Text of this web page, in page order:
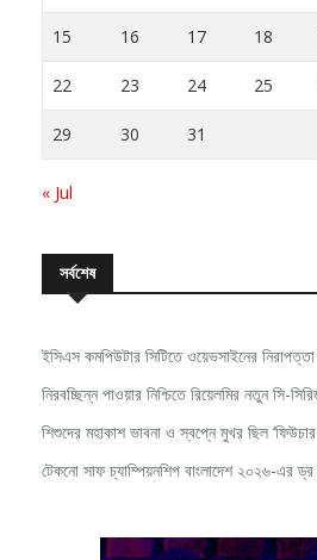
15 16 17 18
22 23 24 25
29 30 31
« Jul
সর্বশেষ
ইসিএস কমপিউটার সিটিতে ওয়েভসাইনের
নিরবচ্ছিন্ন পাওয়ার নিশ্চিতে রিয়েলমির নতুন সি-
শিশুদের মহাকাশ ভাবনা ও স্বপ্নে মুখর ছিল
টেকনো সাফ চ্যাম্পিয়নশিপ বাংলাদেশ ২০২৬-এর